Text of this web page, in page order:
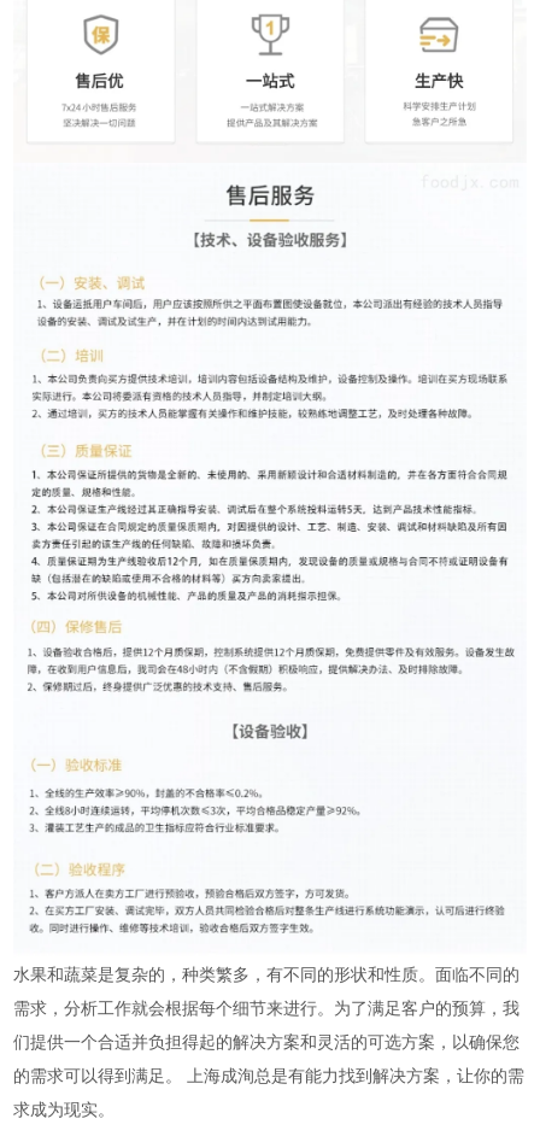
水果和蔬菜是复杂的，种类繁多，有不同的形状和性质。面临不同的
需求，分析工作就会根据每个细节来进行。为了满足客户的预算，我
们提供一个合适并负担得起的解决方案和灵活的可选方案，以确保您
的需求可以得到满足。 上海成洵总是有能力找到解决方案，让你的需
求成为现实。